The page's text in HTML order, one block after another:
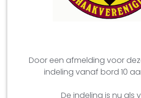
Door een afmelding voor
indeling vanaf bord 10
De indeling is nu als